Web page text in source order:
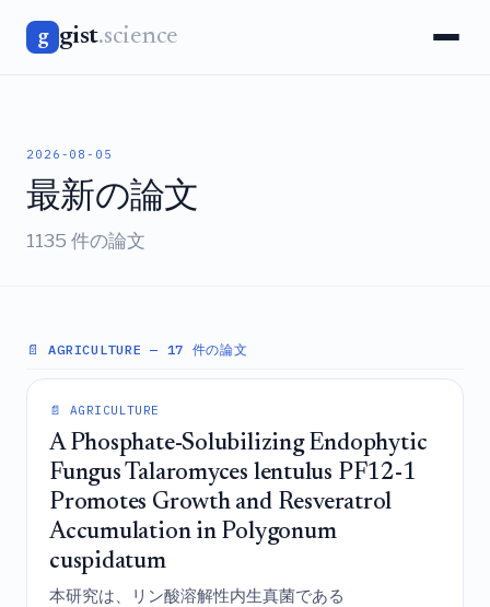
g gist.science
2026-08-05
最新の論文
1135 件の論文
📄 AGRICULTURE — 17 件の論文
📄 AGRICULTURE
A Phosphate-Solubilizing Endophytic
Fungus Talaromyces lentulus PF12-1
Promotes Growth and Resveratrol
Accumulation in Polygonum
cuspidatum
本研究は、リン酸溶解性内生真菌である